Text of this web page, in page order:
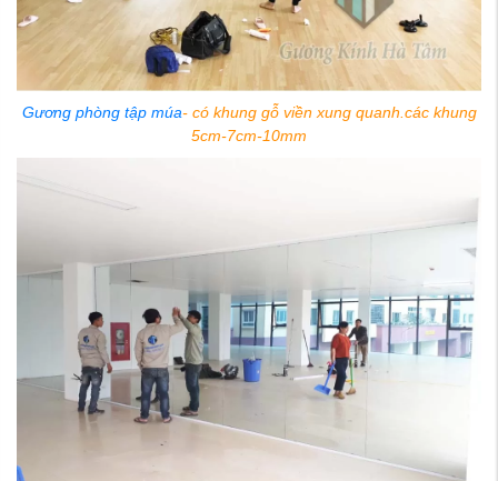
Gương phòng tập múa- có khung gỗ viền xung quanh.các khung
5cm-7cm-10mm